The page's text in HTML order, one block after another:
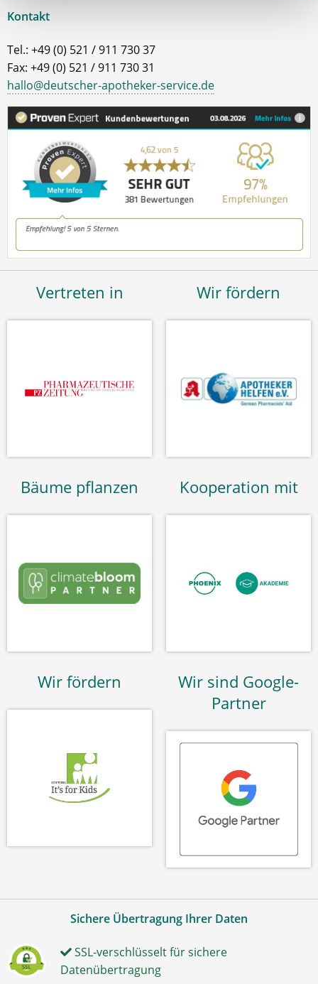
Kontakt
Tel.: +49 (0) 521 / 911 730 37
Fax: +49 (0) 521 / 911 730 31
hallo@deutscher-apotheker-service.de
Vertreten in Wir fördern
Bäume pflanzen Kooperation mit
Wir fördern
Wir sind Google-
Partner
Sichere Übertragung Ihrer Daten
SSL-verschlüsselt für sichere
Datenübertragung